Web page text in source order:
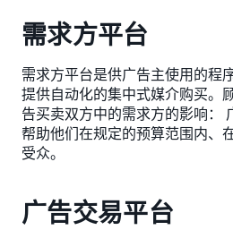
需求方平台
需求方平台是供广告主使用的程
提供自动化的集中式媒介购买。
告买卖双方中的需求方的影响：
帮助他们在规定的预算范围内、
受众。
广告交易平台